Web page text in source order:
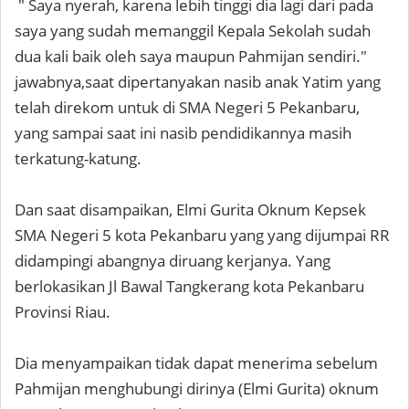
" Saya nyerah, karena lebih tinggi dia lagi dari pada
saya yang sudah memanggil Kepala Sekolah sudah
dua kali baik oleh saya maupun Pahmijan sendiri."
jawabnya,saat dipertanyakan nasib anak Yatim yang
telah direkom untuk di SMA Negeri 5 Pekanbaru,
yang sampai saat ini nasib pendidikannya masih
terkatung-katung.
Dan saat disampaikan, Elmi Gurita Oknum Kepsek
SMA Negeri 5 kota Pekanbaru yang yang dijumpai RR
didampingi abangnya diruang kerjanya. Yang
berlokasikan Jl Bawal Tangkerang kota Pekanbaru
Provinsi Riau.
Dia menyampaikan tidak dapat menerima sebelum
Pahmijan menghubungi dirinya (Elmi Gurita) oknum